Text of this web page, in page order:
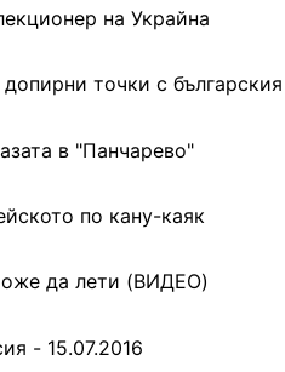
на Украйна
точки с
в "Панчарево"
по кану-каяк
да лети (ВИДЕО)
- 15.07.2016